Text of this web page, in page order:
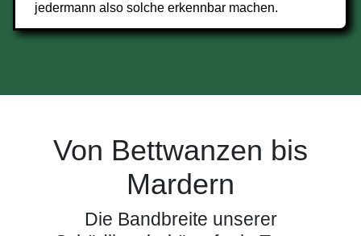
jedermann also solche erkennbar machen.
Von Bettwanzen bis
Mardern
Die Bandbreite unserer